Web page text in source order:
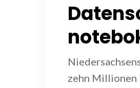
zehn Millionen